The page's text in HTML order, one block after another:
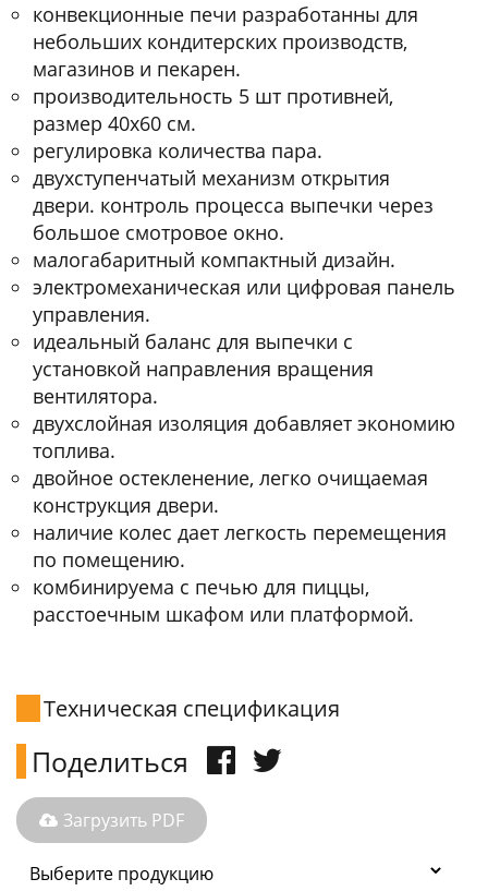
конвекционные печи разработанны для
небольших кондитерских производств,
магазинов и пекарен.
производительность 5 шт противней,
размер 40х60 см.
регулировка количества пара.
двухступенчатый механизм открытия
двери. контроль процесса выпечки через
большое смотровое окно.
малогабаритный компактный дизайн.
электромеханическая или цифровая панель
управления.
идеальный баланс для выпечки с
установкой направления вращения
вентилятора.
двухслойная изоляция добавляет экономию
топлива.
двойное остекленение, легко очищаемая
конструкция двери.
наличие колес дает легкость перемещения
по помещению.
комбинируема с печью для пиццы,
расстоечным шкафом или платформой.
Техническая спецификация
Поделиться
Загрузить PDF